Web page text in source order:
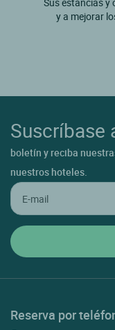
y a mejorar
Suscríbase
boletín y reciba
nuestros hoteles.
Reserva por